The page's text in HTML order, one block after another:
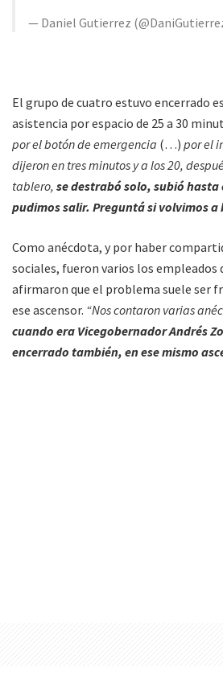
— Daniel Gutierrez
El grupo de cuatro estuvo encerrado
asistencia por espacio de 25 a 30
por el botón de emergencia (…) por el
dijeron en tres minutos y a los 20,
tablero, se destrabó solo, subió hasta
pudimos salir. Preguntá si volvimos a
Como anécdota, y por haber
sociales, fueron varios los empleados
afirmaron que el problema suele ser
ese ascensor. “Nos contaron varias
cuando era Vicegobernador Andrés
encerrado también, en ese mismo